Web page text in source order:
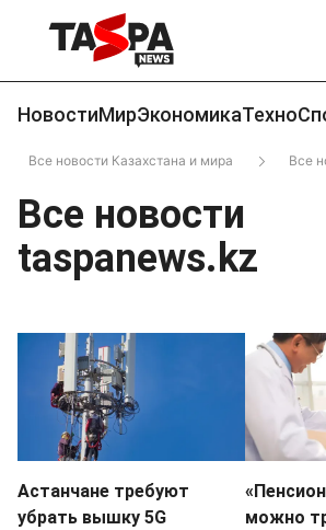
НовостиМирЭкономикаТехно
Все новости Казахстана и мира Все
Все новости
taspanews.kz
Астанчане требуют
убрать вышку 5G
можно